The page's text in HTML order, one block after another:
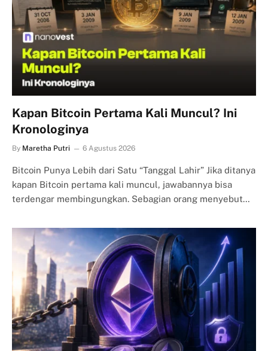
Kapan Bitcoin Pertama Kali Muncul? Ini
Kronologinya
By Maretha Putri 6 Agustus 2026
Bitcoin Punya Lebih dari Satu “Tanggal Lahir” Jika ditanya
kapan Bitcoin pertama kali muncul, jawabannya bisa
terdengar membingungkan. Sebagian orang menyebut…